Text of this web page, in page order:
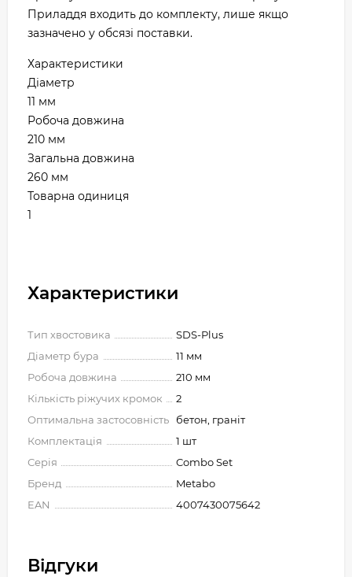
Приладдя входить до комплекту, лише якщо
зазначено у обсязі поставки.
Характеристики
Діаметр
11 мм
Робоча довжина
210 мм
Загальна довжина
260 мм
Товарна одиниця
1
Характеристики
Тип хвостовика
SDS-Plus
Діаметр бура
11 мм
Робоча довжина
210 мм
Кількість ріжучих кромок
2
Оптимальна застосовність
бетон, граніт
Комплектація
1 шт
Серія
Combo Set
Бренд
Metabo
EAN
4007430075642
Відгуки